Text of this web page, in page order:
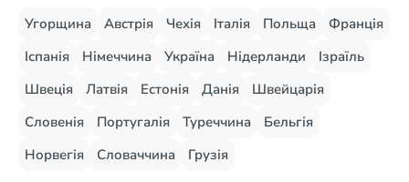
Угорщина Австрія Чехія Італія Польща
Франція
Іспанія
Німеччина Україна Нідерланди
Ізраїль
Швеція
Латвія Естонія Данія
Швейцарія
Словенія
Португалія Туреччина
Бельгія
Норвегія
Словаччина Грузія